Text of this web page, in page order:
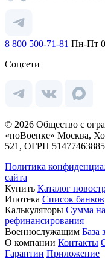
8 800 500-71-81 Пн-Пт
Соцсети
© 2026 Общество с
«поВоенке» Москва,
521, ОГРН
Политика
сайта
Купить Каталог
Ипотека Список банков
Калькуляторы Сумма
рефинансирования
Военнослужащим База
О компании Контакты
Гарантии Приложение